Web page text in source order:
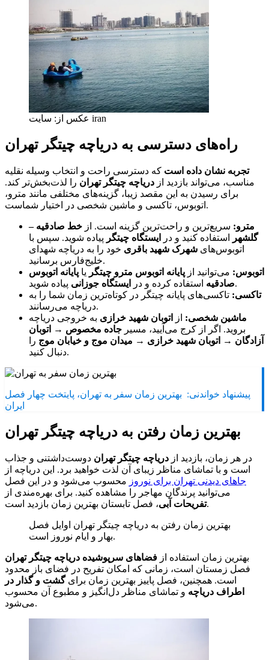
عکس از: سایت iran
راه‌های دسترسی به دریاچه چیتگر تهران
تجربه نشان داده است که دسترسی راحت و انتخاب وسیله نقلیه
مناسب، می‌تواند بازدید از دریاچه چیتگر تهران را لذت‌بخش‌تر کند.
برای رسیدن به این مقصد زیبا، گزینه‌های مختلفی مانند مترو،
اتوبوس، تاکسی و ماشین شخصی در اختیار شماست.
مترو: سریع‌ترین و راحت‌ترین گزینه است. از خط صادقیه –
گلشهر
استفاده کنید و در ایستگاه چیتگر پیاده شوید. سپس با
اتوبوس‌های شهرک شهید باقری خود را به دریاچه شهدای
خلیج‌فارس برسانید.
اتوبوس: می‌توانید از پایانه اتوبوس مترو چیتگر یا پایانه اتوبوس
صادقیه استفاده کرده و در ایستگاه جوزانی
پیاده شوید.
تاکسی: تاکسی‌های پایانه چیتگر در کوتاه‌ترین زمان شما را به
دریاچه می‌رسانند.
ماشین شخصی: از اتوبان شهید خرازی به خروجی دریاچه
بروید. اگر از کرج می‌آیید، مسیر جاده مخصوص → اتوبان
آزادگان → اتوبان شهید خرازی → میدان موج و خیابان موج را
دنبال کنید.
پیشنهاد خواندنی: بهترین زمان سفر به تهران، پایتخت چهار فصل
ایران
بهترین زمان رفتن به دریاچه چیتگر تهران
در هر زمان، بازدید از دریاچه چیتگر تهران دوست‌داشتنی و جذاب
است و با تماشای مناظر زیبای آن لذت خواهید برد. این دریاچه از
جاهای دیدنی تهران برای نوروز محسوب می‌شود و در این فصل
می‌توانید پرندگان مهاجر را مشاهده کنید. برای بهره‌مندی از
تفریحات آبی، فصل تابستان بهترین زمان بازدید است.
بهترین زمان رفتن به دریاچه چیتگر تهران اوایل فصل
بهار و ایام نوروز است.
بهترین زمان استفاده از فضاهای سرپوشیده دریاچه چیتگر تهران
فصل زمستان است، زمانی که امکان تفریح در فضای باز محدود
است. همچنین، فصل پاییز بهترین زمان برایگشت و گذار در
اطراف دریاچه و تماشای مناظر دل‌انگیز و مطبوع آن محسوب
می‌شود.